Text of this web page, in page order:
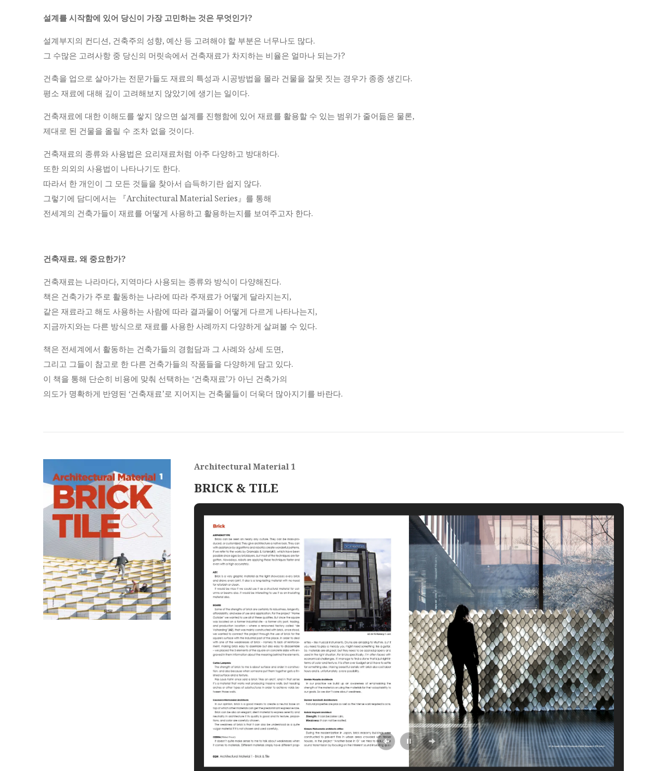
설계를 시작함에 있어 당신이 가장 고민하는 것은 무엇인가?
설계부지의 컨디션, 건축주의 성향, 예산 등 고려해야 할 부분은 너무나도 많다.
그 수많은 고려사항 중 당신의 머릿속에서 건축재료가 차지하는 비율은 얼마나 되는가?
건축을 업으로 살아가는 전문가들도 재료의 특성과 시공방법을 몰라 건물을 잘못 짓는 경우가 종종 생긴다.
평소 재료에 대해 깊이 고려해보지 않았기에 생기는 일이다.
건축재료에 대한 이해도를 쌓지 않으면 설계를 진행함에 있어 재료를 활용할 수 있는 범위가 줄어듦은 물론,
제대로 된 건물을 올릴 수 조차 없을 것이다.
건축재료의 종류와 사용법은 요리재료처럼 아주 다양하고 방대하다.
또한 의외의 사용법이 나타나기도 한다.
따라서 한 개인이 그 모든 것들을 찾아서 습득하기란 쉽지 않다.
그렇기에 담디에서는 『Architectural Material Series』를 통해
전세계의 건축가들이 재료를 어떻게 사용하고 활용하는지를 보여주고자 한다.
건축재료, 왜 중요한가?
건축재료는 나라마다, 지역마다 사용되는 종류와 방식이 다양해진다.
책은 건축가가 주로 활동하는 나라에 따라 주재료가 어떻게 달라지는지,
같은 재료라고 해도 사용하는 사람에 따라 결과물이 어떻게 다르게 나타나는지,
지금까지와는 다른 방식으로 재료를 사용한 사례까지 다양하게 살펴볼 수 있다.
책은 전세계에서 활동하는 건축가들의 경험담과 그 사례와 상세 도면,
그리고 그들이 참고로 한 다른 건축가들의 작품들을 다양하게 담고 있다.
이 책을 통해 단순히 비용에 맞춰 선택하는 ‘건축재료’가 아닌 건축가의
의도가 명확하게 반영된 ‘건축재료’로 지어지는 건축물들이 더욱더 많아지기를 바란다.
Architectural Material 1
BRICK & TILE